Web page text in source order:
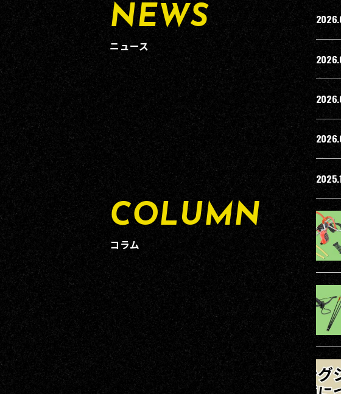
NEWS
ニュース
COLUMN
コラム